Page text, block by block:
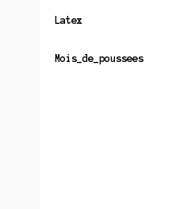
Latex
Mois_de_poussees